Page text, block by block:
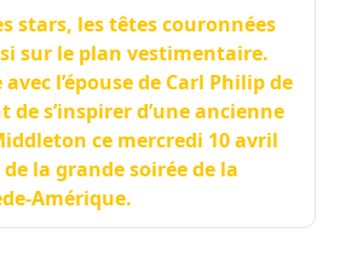
stars, les têtes couronnées
sur le plan vestimentaire.
l’épouse de Carl Philip de
de s’inspirer d’une ancienne
ce mercredi 10 avril
la grande soirée de la
Amérique.